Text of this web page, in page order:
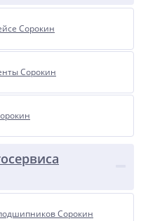
Сорокин
Сорокин
Сорокин